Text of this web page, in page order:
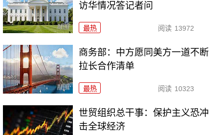
访华情况答记者问
最热 阅读 13972
商务部：中方愿同美方一道不断
拉长合作清单
最热 阅读 10323
世贸组织总干事：保护主义恐冲
击全球经济